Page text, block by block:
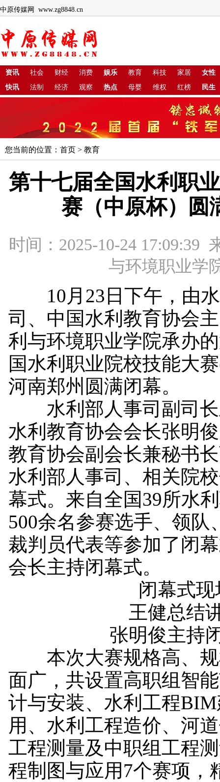
中原传媒网 www.zg8848.cn
资讯 社会 财经 消费 娱乐 教育 科技 家居
女性
快讯
法制 经济 观察 热点 母婴 维权 红榜 民生
您当前的位置： 首页 > 教育
第十七届全国水利职
赛（中原杯）圆
时间：2025-10-24 17:09:39
与环境职业学
10月23日下午，由水
司、中国水利教育协会
利与环境职业学院承办
国水利职业院校技能大
河南郑州圆满闭幕。
水利部人事司副司长
水利教育协会会长张明
教育协会副会长兼秘书
水利部人事司、相关院
幕式。来自全国39所水
500余名参赛选手、领队
裁判员代表等参加了闭
会长主持闭幕式。
闭幕式现
王健总结
张明俊主持
本次大赛规格高、规
面广，共设置高职组智
计与安装、水利工程
用、水利工程造价、河
工程测量及中职组工程
程制图与应用7个赛项，